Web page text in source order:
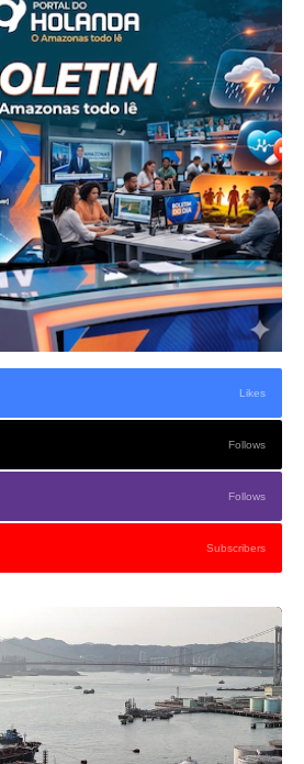
Likes
Follows
Follows
Subscribers